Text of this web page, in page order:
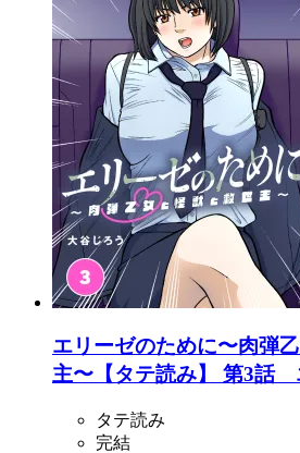
エリーゼのために〜肉弾
主〜【タテ読み】 第3話
タテ読み
完結